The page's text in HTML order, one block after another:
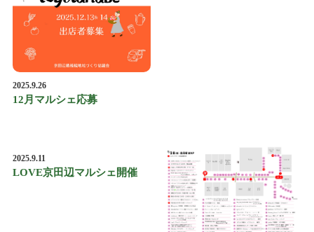
2025.9.26
12月マルシェ応募
2025.9.11
LOVE京田辺マルシェ開催